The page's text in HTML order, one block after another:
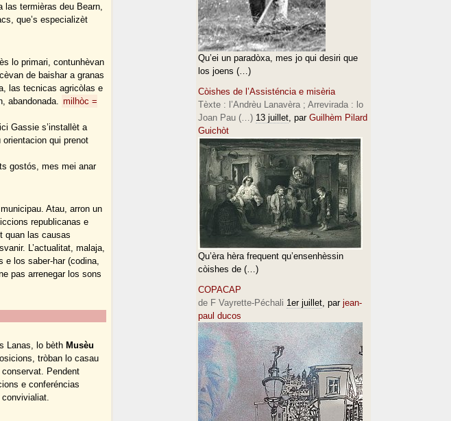
termièras deu Bearn,
que’s especializèt
lo primari, contunhèvan
de baishar a granas
las tecnicas agricòlas e
abandonada. milhòc =
Gassie s’installèt a
qui prenot
gostós, mes mei anar
Atau, arron un
republicanas e
quan las causas
L’actualitat, malaja,
e los saber-har (codina,
pas arrenegar los sons
Lanas, lo bèth Musèu
tròban lo casau
Pendent
e conferéncias
Qu’ei un paradòxa, mes jo qui desiri que
los joens (…)
Còishes de l’Assisténcia e misèria
Tèxte : l’Andrèu Lanavèra ; Arrevirada : lo
Joan Pau (…) 13 juillet, par Guilhèm Pilard
Guichòt
Qu’èra hèra frequent qu’ensenhèssin
còishes de (…)
COPACAP
de F Vayrette-Péchali 1er juillet, par jean-
paul ducos